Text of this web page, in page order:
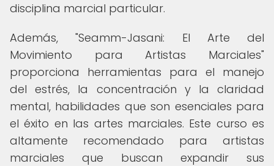
disciplina marcial particular.
Además, "Seamm-Jasani: El Arte del
Movimiento para Artistas Marciales"
proporciona herramientas para el manejo
del estrés, la concentración y la claridad
mental, habilidades que son esenciales para
el éxito en las artes marciales. Este curso es
altamente recomendado para artistas
marciales que buscan expandir sus